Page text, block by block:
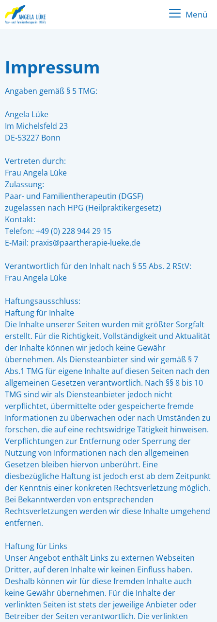
Menü
Impressum
Angaben gemäß § 5 TMG:
Angela Lüke
Im Michelsfeld 23
DE-53227 Bonn
Vertreten durch:
Frau Angela Lüke
Zulassung:
Paar- und Familientherapeutin (DGSF)
zugelassen nach HPG (Heilpraktikergesetz)
Kontakt:
Telefon: +49 (0) 228 944 29 15
E-Mail: praxis@paartherapie-lueke.de
Verantwortlich für den Inhalt nach § 55 Abs. 2 RStV:
Frau Angela Lüke
Haftungsausschluss:
Haftung für Inhalte
Die Inhalte unserer Seiten wurden mit größter Sorgfalt
erstellt. Für die Richtigkeit, Vollständigkeit und Aktualität
der Inhalte können wir jedoch keine Gewähr
übernehmen. Als Diensteanbieter sind wir gemäß § 7
Abs.1 TMG für eigene Inhalte auf diesen Seiten nach den
allgemeinen Gesetzen verantwortlich. Nach §§ 8 bis 10
TMG sind wir als Diensteanbieter jedoch nicht
verpflichtet, übermittelte oder gespeicherte fremde
Informationen zu überwachen oder nach Umständen zu
forschen, die auf eine rechtswidrige Tätigkeit hinweisen.
Verpflichtungen zur Entfernung oder Sperrung der
Nutzung von Informationen nach den allgemeinen
Gesetzen bleiben hiervon unberührt. Eine
diesbezügliche Haftung ist jedoch erst ab dem Zeitpunkt
der Kenntnis einer konkreten Rechtsverletzung möglich.
Bei Bekanntwerden von entsprechenden
Rechtsverletzungen werden wir diese Inhalte umgehend
entfernen.
Haftung für Links
Unser Angebot enthält Links zu externen Webseiten
Dritter, auf deren Inhalte wir keinen Einfluss haben.
Deshalb können wir für diese fremden Inhalte auch
keine Gewähr übernehmen. Für die Inhalte der
verlinkten Seiten ist stets der jeweilige Anbieter oder
Betreiber der Seiten verantwortlich. Die verlinkten